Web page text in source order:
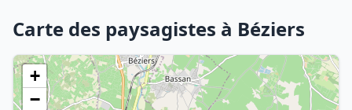
Carte des paysagistes à Béziers
+
−